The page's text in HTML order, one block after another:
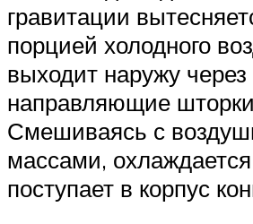
гравитации
порцией холодного
выходит наружу
направляющие
Смешиваясь с
массами,
поступает в корпус